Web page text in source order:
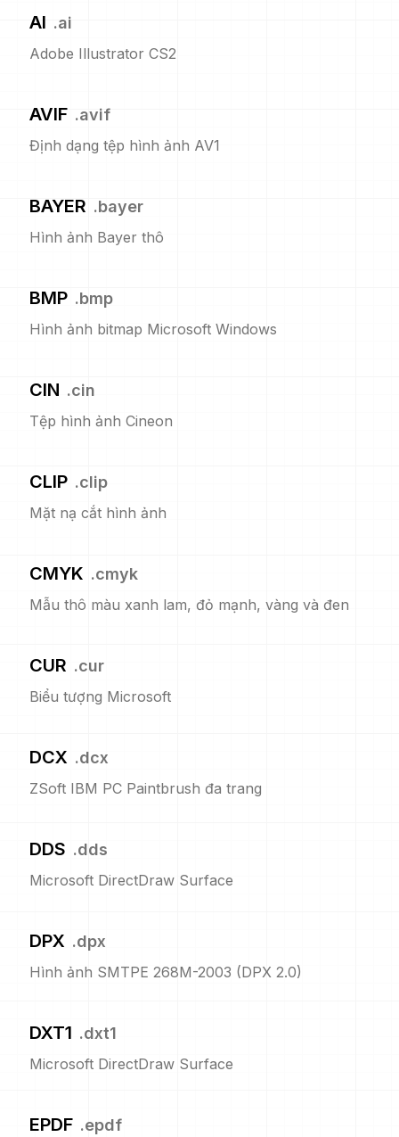
AI .ai
Adobe Illustrator CS2
AVIF .avif
Định dạng tệp hình ảnh AV1
BAYER .bayer
Hình ảnh Bayer thô
BMP .bmp
Hình ảnh bitmap Microsoft Windows
CIN .cin
Tệp hình ảnh Cineon
CLIP .clip
Mặt nạ cắt hình ảnh
CMYK .cmyk
Mẫu thô màu xanh lam, đỏ mạnh, vàng và đen
CUR .cur
Biểu tượng Microsoft
DCX .dcx
ZSoft IBM PC Paintbrush đa trang
DDS .dds
Microsoft DirectDraw Surface
DPX .dpx
Hình ảnh SMTPE 268M-2003 (DPX 2.0)
DXT1 .dxt1
Microsoft DirectDraw Surface
EPDF .epdf